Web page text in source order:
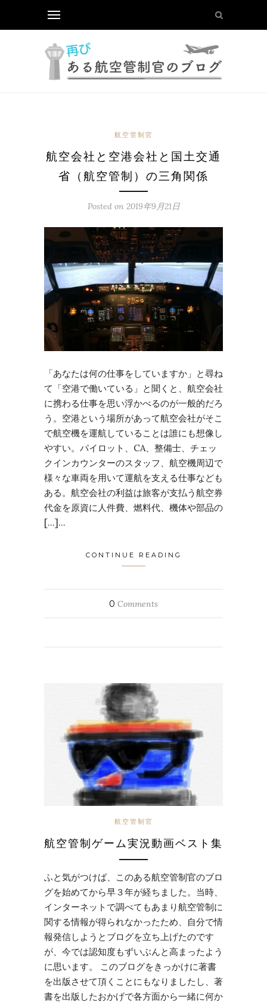
航空管制官
航空会社と空港会社と国土交通
省（航空管制）の三角関係
Posted on 2019年9月21日
「あなたは何の仕事をしていますか」と尋ね
て「空港で働いている」と聞くと、航空会社
に携わる仕事を思い浮かべるのが一般的だろ
う。空港という場所があって航空会社がそこ
で航空機を運航していることは誰にも想像し
やすい。パイロット、CA、整備士、チェッ
クインカウンターのスタッフ、航空機周辺で
様々な車両を用いて運航を支える仕事なども
ある。航空会社の利益は旅客が支払う航空券
代金を原資に人件費、燃料代、機体や部品の
[…]…
CONTINUE READING
0 Comments
航空管制官
航空管制ゲーム実況動画ベスト集
ふと気がつけば、このある航空管制官のブロ
グを始めてから早３年が経ちました。当時、
インターネットで調べてもあまり航空管制に
関する情報が得られなかったため、自分で情
報発信しようとブログを立ち上げたのです
が、今では認知度もずいぶんと高まったよう
に思います。 このブログをきっかけに著書
を出版させて頂くことにもなりましたし、著
書を出版したおかげで各方面から一緒に何か